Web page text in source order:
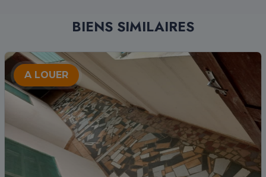
BIENS SIMILAIRES
A LOUER